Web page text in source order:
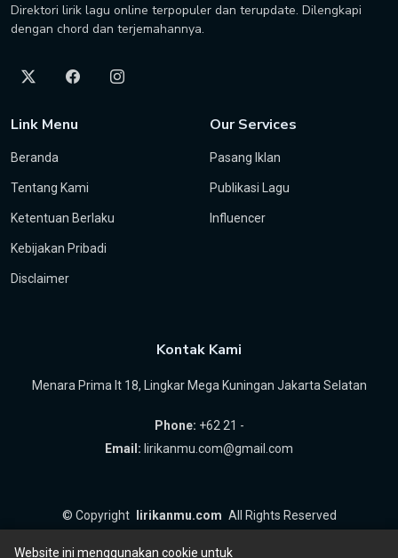
Direktori lirik lagu online terpopuler dan terupdate. Dilengkapi
dengan chord dan terjemahannya.
Link Menu
Beranda
Tentang Kami
Ketentuan Berlaku
Kebijakan Pribadi
Disclaimer
Our Services
Pasang Iklan
Publikasi Lagu
Influencer
Kontak Kami
Menara Prima lt 18, Lingkar Mega Kuningan Jakarta Selatan
Phone: +62 21 -
Email: lirikanmu.com@gmail.com
© Copyright lirikanmu.com All Rights Reserved
Website ini menggunakan cookie untuk